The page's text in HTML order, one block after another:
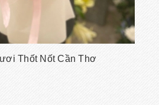
Thốt Nốt Cần Thơ